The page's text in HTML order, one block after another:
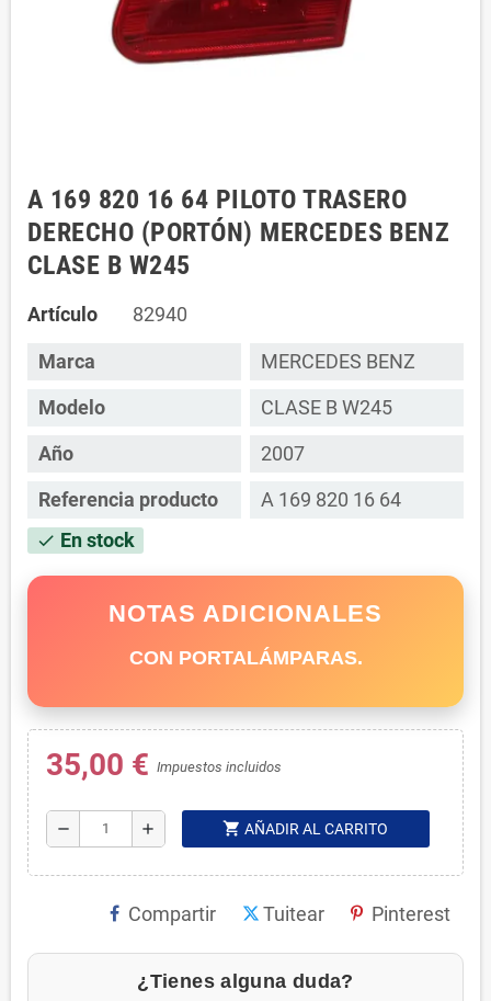
A 169 820 16 64 PILOTO TRASERO
DERECHO (PORTÓN) MERCEDES BENZ
CLASE B W245
Artículo 82940
Marca
MERCEDES BENZ
Modelo
CLASE B W245
Año
2007
Referencia producto
A 169 820 16 64
check En stock
NOTAS ADICIONALES
CON PORTALÁMPARAS.
35,00 € Impuestos incluidos
remove add shopping_cart AÑADIR AL CARRITO
Compartir Tuitear Pinterest
¿Tienes alguna duda?